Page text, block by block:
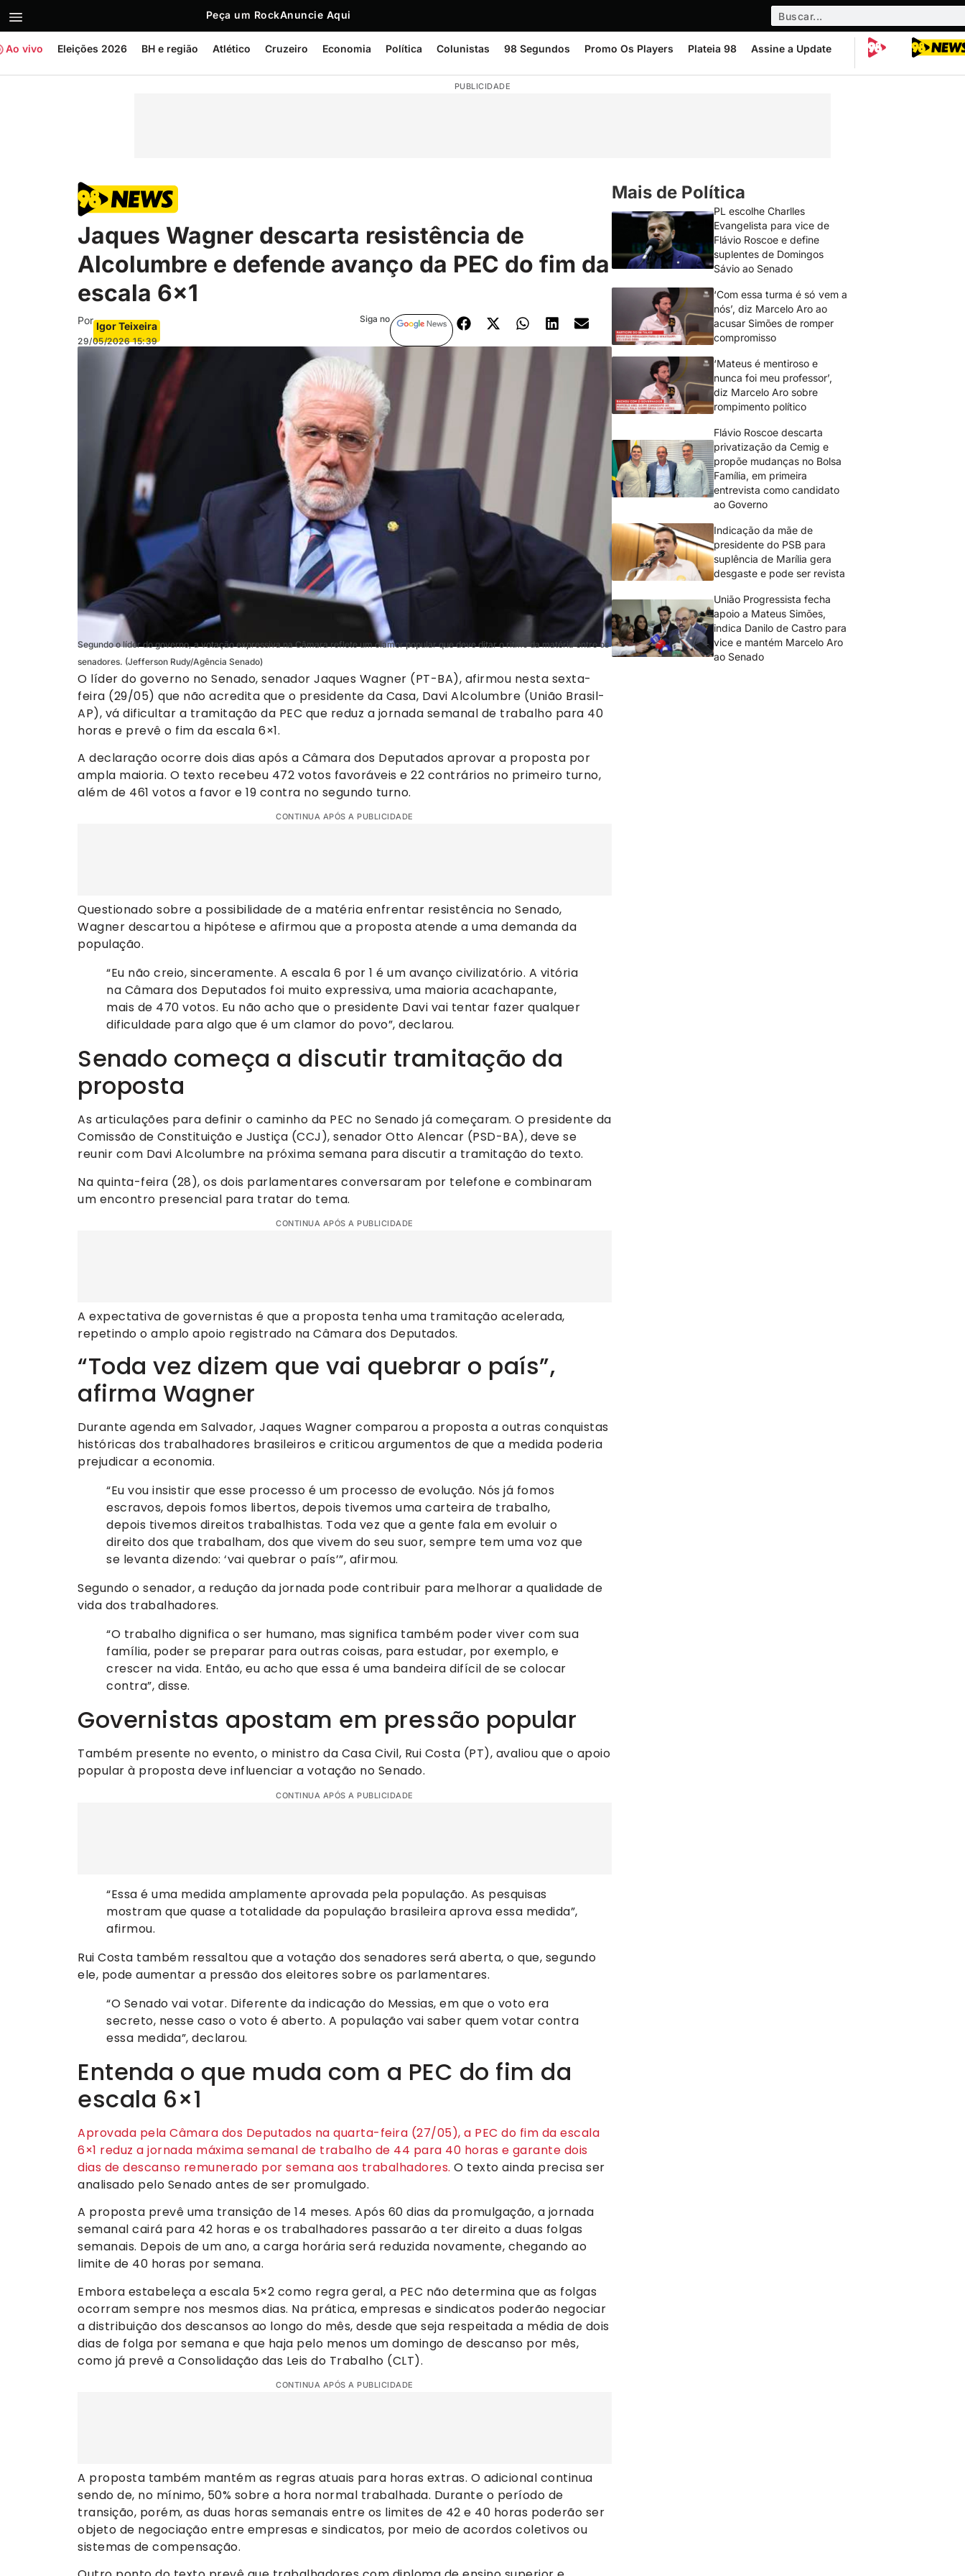
Peça um RockAnuncie Aqui
Ao vivo Eleições 2026 BH e região Atlético Cruzeiro Economia Política Colunistas 98 Segundos Promo Os Players Plateia 98 Assine a Update
PUBLICIDADE
Jaques Wagner descarta resistência de
Alcolumbre e defende avanço da PEC do fim da
escala 6×1
Por Igor Teixeira
29/05/2026 15:39
Siga no
Segundo o líder do governo, a votação expressiva na Câmara reflete um clamor popular que deve ditar o ritmo da matéria entre os
senadores. (Jefferson Rudy/Agência Senado)
O líder do governo no Senado, senador Jaques Wagner (PT-BA), afirmou nesta sexta-
feira (29/05) que não acredita que o presidente da Casa, Davi Alcolumbre (União Brasil-
AP), vá dificultar a tramitação da PEC que reduz a jornada semanal de trabalho para 40
horas e prevê o fim da escala 6×1.
A declaração ocorre dois dias após a Câmara dos Deputados aprovar a proposta por
ampla maioria. O texto recebeu 472 votos favoráveis e 22 contrários no primeiro turno,
além de 461 votos a favor e 19 contra no segundo turno.
CONTINUA APÓS A PUBLICIDADE
Questionado sobre a possibilidade de a matéria enfrentar resistência no Senado,
Wagner descartou a hipótese e afirmou que a proposta atende a uma demanda da
população.
“Eu não creio, sinceramente. A escala 6 por 1 é um avanço civilizatório. A vitória
na Câmara dos Deputados foi muito expressiva, uma maioria acachapante,
mais de 470 votos. Eu não acho que o presidente Davi vai tentar fazer qualquer
dificuldade para algo que é um clamor do povo”, declarou.
Senado começa a discutir tramitação da
proposta
As articulações para definir o caminho da PEC no Senado já começaram. O presidente da
Comissão de Constituição e Justiça (CCJ), senador Otto Alencar (PSD-BA), deve se
reunir com Davi Alcolumbre na próxima semana para discutir a tramitação do texto.
Na quinta-feira (28), os dois parlamentares conversaram por telefone e combinaram
um encontro presencial para tratar do tema.
CONTINUA APÓS A PUBLICIDADE
A expectativa de governistas é que a proposta tenha uma tramitação acelerada,
repetindo o amplo apoio registrado na Câmara dos Deputados.
“Toda vez dizem que vai quebrar o país”,
afirma Wagner
Durante agenda em Salvador, Jaques Wagner comparou a proposta a outras conquistas
históricas dos trabalhadores brasileiros e criticou argumentos de que a medida poderia
prejudicar a economia.
“Eu vou insistir que esse processo é um processo de evolução. Nós já fomos
escravos, depois fomos libertos, depois tivemos uma carteira de trabalho,
depois tivemos direitos trabalhistas. Toda vez que a gente fala em evoluir o
direito dos que trabalham, dos que vivem do seu suor, sempre tem uma voz que
se levanta dizendo: ‘vai quebrar o país’”, afirmou.
Segundo o senador, a redução da jornada pode contribuir para melhorar a qualidade de
vida dos trabalhadores.
“O trabalho dignifica o ser humano, mas significa também poder viver com sua
família, poder se preparar para outras coisas, para estudar, por exemplo, e
crescer na vida. Então, eu acho que essa é uma bandeira difícil de se colocar
contra”, disse.
Governistas apostam em pressão popular
Também presente no evento, o ministro da Casa Civil, Rui Costa (PT), avaliou que o apoio
popular à proposta deve influenciar a votação no Senado.
CONTINUA APÓS A PUBLICIDADE
“Essa é uma medida amplamente aprovada pela população. As pesquisas
mostram que quase a totalidade da população brasileira aprova essa medida”,
afirmou.
Rui Costa também ressaltou que a votação dos senadores será aberta, o que, segundo
ele, pode aumentar a pressão dos eleitores sobre os parlamentares.
“O Senado vai votar. Diferente da indicação do Messias, em que o voto era
secreto, nesse caso o voto é aberto. A população vai saber quem votar contra
essa medida”, declarou.
Entenda o que muda com a PEC do fim da
escala 6×1
Aprovada pela Câmara dos Deputados na quarta-feira (27/05), a PEC do fim da escala
6×1 reduz a jornada máxima semanal de trabalho de 44 para 40 horas e garante dois
dias de descanso remunerado por semana aos trabalhadores. O texto ainda precisa ser
analisado pelo Senado antes de ser promulgado.
A proposta prevê uma transição de 14 meses. Após 60 dias da promulgação, a jornada
semanal cairá para 42 horas e os trabalhadores passarão a ter direito a duas folgas
semanais. Depois de um ano, a carga horária será reduzida novamente, chegando ao
limite de 40 horas por semana.
Embora estabeleça a escala 5×2 como regra geral, a PEC não determina que as folgas
ocorram sempre nos mesmos dias. Na prática, empresas e sindicatos poderão negociar
a distribuição dos descansos ao longo do mês, desde que seja respeitada a média de dois
dias de folga por semana e que haja pelo menos um domingo de descanso por mês,
como já prevê a Consolidação das Leis do Trabalho (CLT).
CONTINUA APÓS A PUBLICIDADE
A proposta também mantém as regras atuais para horas extras. O adicional continua
sendo de, no mínimo, 50% sobre a hora normal trabalhada. Durante o período de
transição, porém, as duas horas semanais entre os limites de 42 e 40 horas poderão ser
objeto de negociação entre empresas e sindicatos, por meio de acordos coletivos ou
sistemas de compensação.
Mais de Política
PL escolhe Charlles
Evangelista para vice de
Flávio Roscoe e define
suplentes de Domingos
Sávio ao Senado
‘Com essa turma é só vem a
nós’, diz Marcelo Aro ao
acusar Simões de romper
compromisso
‘Mateus é mentiroso e
nunca foi meu professor’,
diz Marcelo Aro sobre
rompimento político
Flávio Roscoe descarta
privatização da Cemig e
propõe mudanças no Bolsa
Família, em primeira
entrevista como candidato
ao Governo
Indicação da mãe de
presidente do PSB para
suplência de Marília gera
desgaste e pode ser revista
União Progressista fecha
apoio a Mateus Simões,
indica Danilo de Castro para
vice e mantém Marcelo Aro
ao Senado